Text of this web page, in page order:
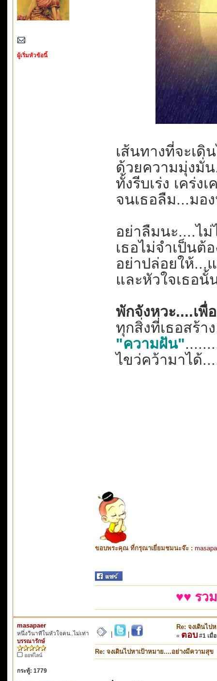
ผู้เริ่มหัวข้อนี้
เส้นทางที่จะเดิ
ด้วยความมุ่งมั่
ทั้งรีบเร่ง เคร่ง
จนเธอลืม...มอ
อย่าลืมนะ....ไ
เธอไม่จำเป็นต้
อย่าปล่อยให้...
และหัวใจเธอนั้
พักจังหวะ....เพื่
ทุกสิ่งที่เธอสร้า
"ความฝัน"
ไขว่คว้ามาได้
ขอบพระคุณ ที่กรุณาเยี่ยมชมนะจ๊ะ :
♥♥ รว
masapaer
หนึ่งวินาทีในหัวใจคน..ไม่เท่า
บรรณารักษ์
ออฟไลน์
กระทู้: 1779
Re: จงเดินไป
« ตอบ #1 เมื่
Re: จงเดินไปหาเป้าหมาย....อย่างมีความสุข